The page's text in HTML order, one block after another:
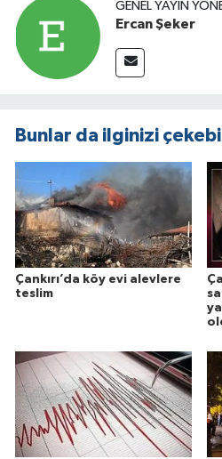
GENEL YAYIN
Ercan Şeker
Bunlar da ilginizi
Çankırı’da köy evi alevlere
teslim